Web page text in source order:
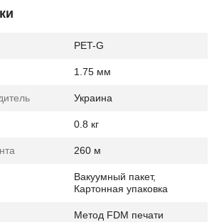
PET-G
1.75 мм
Украина
0.8 кг
260 м
Вакуумный пакет,
Картонная упаковка
Метод FDM печати